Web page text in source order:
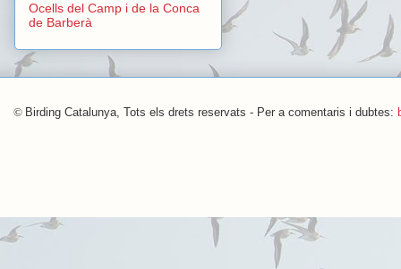
Ocells del Camp i de la Conca
de Barberà
© Birding Catalunya, Tots els drets reservats - Per a comentaris i dubtes: